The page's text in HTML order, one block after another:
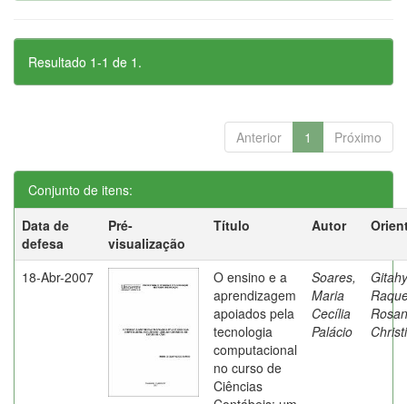
Resultado 1-1 de 1.
Anterior 1 Próximo
Conjunto de itens:
Data de
defesa
Pré-
visualização
Título Autor
18-Abr-2007
O ensino e a
aprendizagem
apoiados pela
tecnologia
computacional
no curso de
Ciências
Soares,
Maria
Cecília
Palácio
Rosan